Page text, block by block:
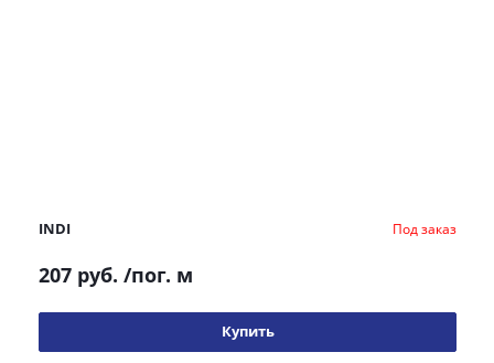
INDI Под заказ
207 руб. /пог. м
Купить